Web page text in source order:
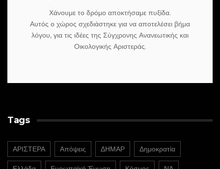
Χάνουμε το δρόμο αποκτήσαμε πυξίδα.
Αυτός ο χώρος σχεδιάστηκε για να αποτελέσει βήμα
λόγου, για τις ιδέες της Σύγχρονης Ανανεωτικής και
Οικολογικής Αριστεράς.
Tags
ΑΡΙΣΤΕΡΑ Απόψεις ΔΗΜΑΡ Δημοκρατία